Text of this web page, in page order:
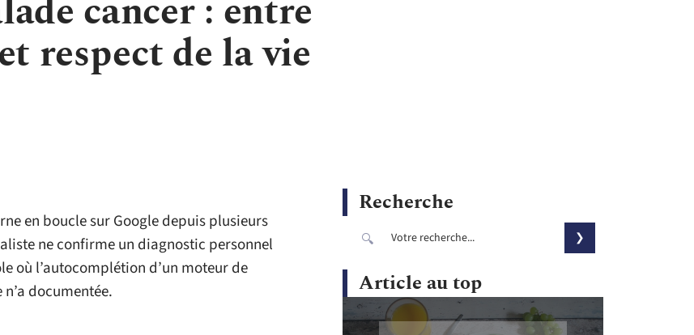
cancer : entre
respect de la vie
en boucle sur Google depuis plusieurs
ne confirme un diagnostic personnel
où l’autocomplétion d’un moteur de
documentée.
Recherche
Article au top